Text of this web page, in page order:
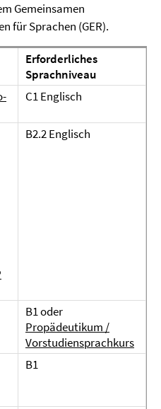
Gemeinsamen
für Sprachen (GER).
Erforderliches
Sprachniveau
C1 Englisch
B2.2 Englisch
B1 oder
Propädeutikum /
Vorstudiensprachkurs
B1